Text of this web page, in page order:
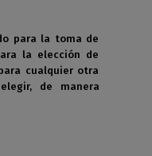
para la toma de
la elección de
cualquier otra
de manera